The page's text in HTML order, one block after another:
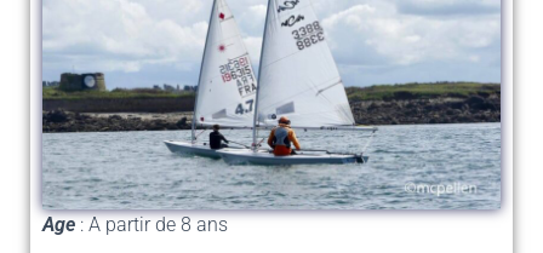
Age : A partir de 8 ans